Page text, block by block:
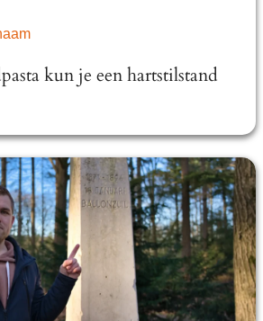
kun je een hartstilstand